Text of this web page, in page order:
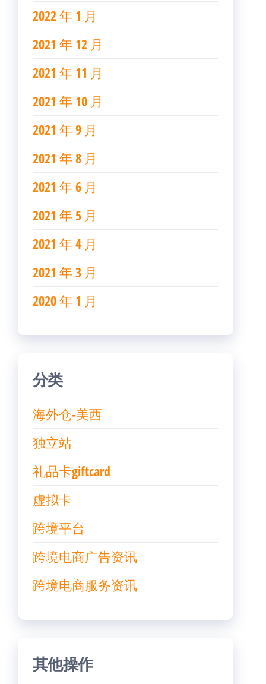
2022 年 1 月
2021 年 12 月
2021 年 11 月
2021 年 10 月
2021 年 9 月
2021 年 8 月
2021 年 6 月
2021 年 5 月
2021 年 4 月
2021 年 3 月
2020 年 1 月
分类
海外仓-美西
独立站
礼品卡giftcard
虚拟卡
跨境平台
跨境电商广告资讯
跨境电商服务资讯
其他操作